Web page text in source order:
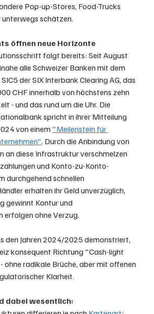
Pop-up-Stores, Food-Trucks
schätzen.
öffnen neue Horizonte
folgt bereits: Seit August
alle Schweizer Banken mit dem
der SIX Interbank Clearing AG, das
CHF innerhalb von höchstens zehn
- und das rund um die Uhr. Die
spricht in ihrer Mitteilung
von einem "Meilenstein für
. Durch die Anbindung von
an diese Infrastruktur verschmelzen
und Konto-zu-Konto-
durchgehend schnellen
erhalten ihr Geld unverzüglich,
gewinnt Kontur und
erfolgen ohne Verzug.
den Jahren 2024/2025 demonstriert,
konsequent Richtung "Cash-light
radikale Brüche, aber mit offenen
Klarheit.
dabei wesentlich: